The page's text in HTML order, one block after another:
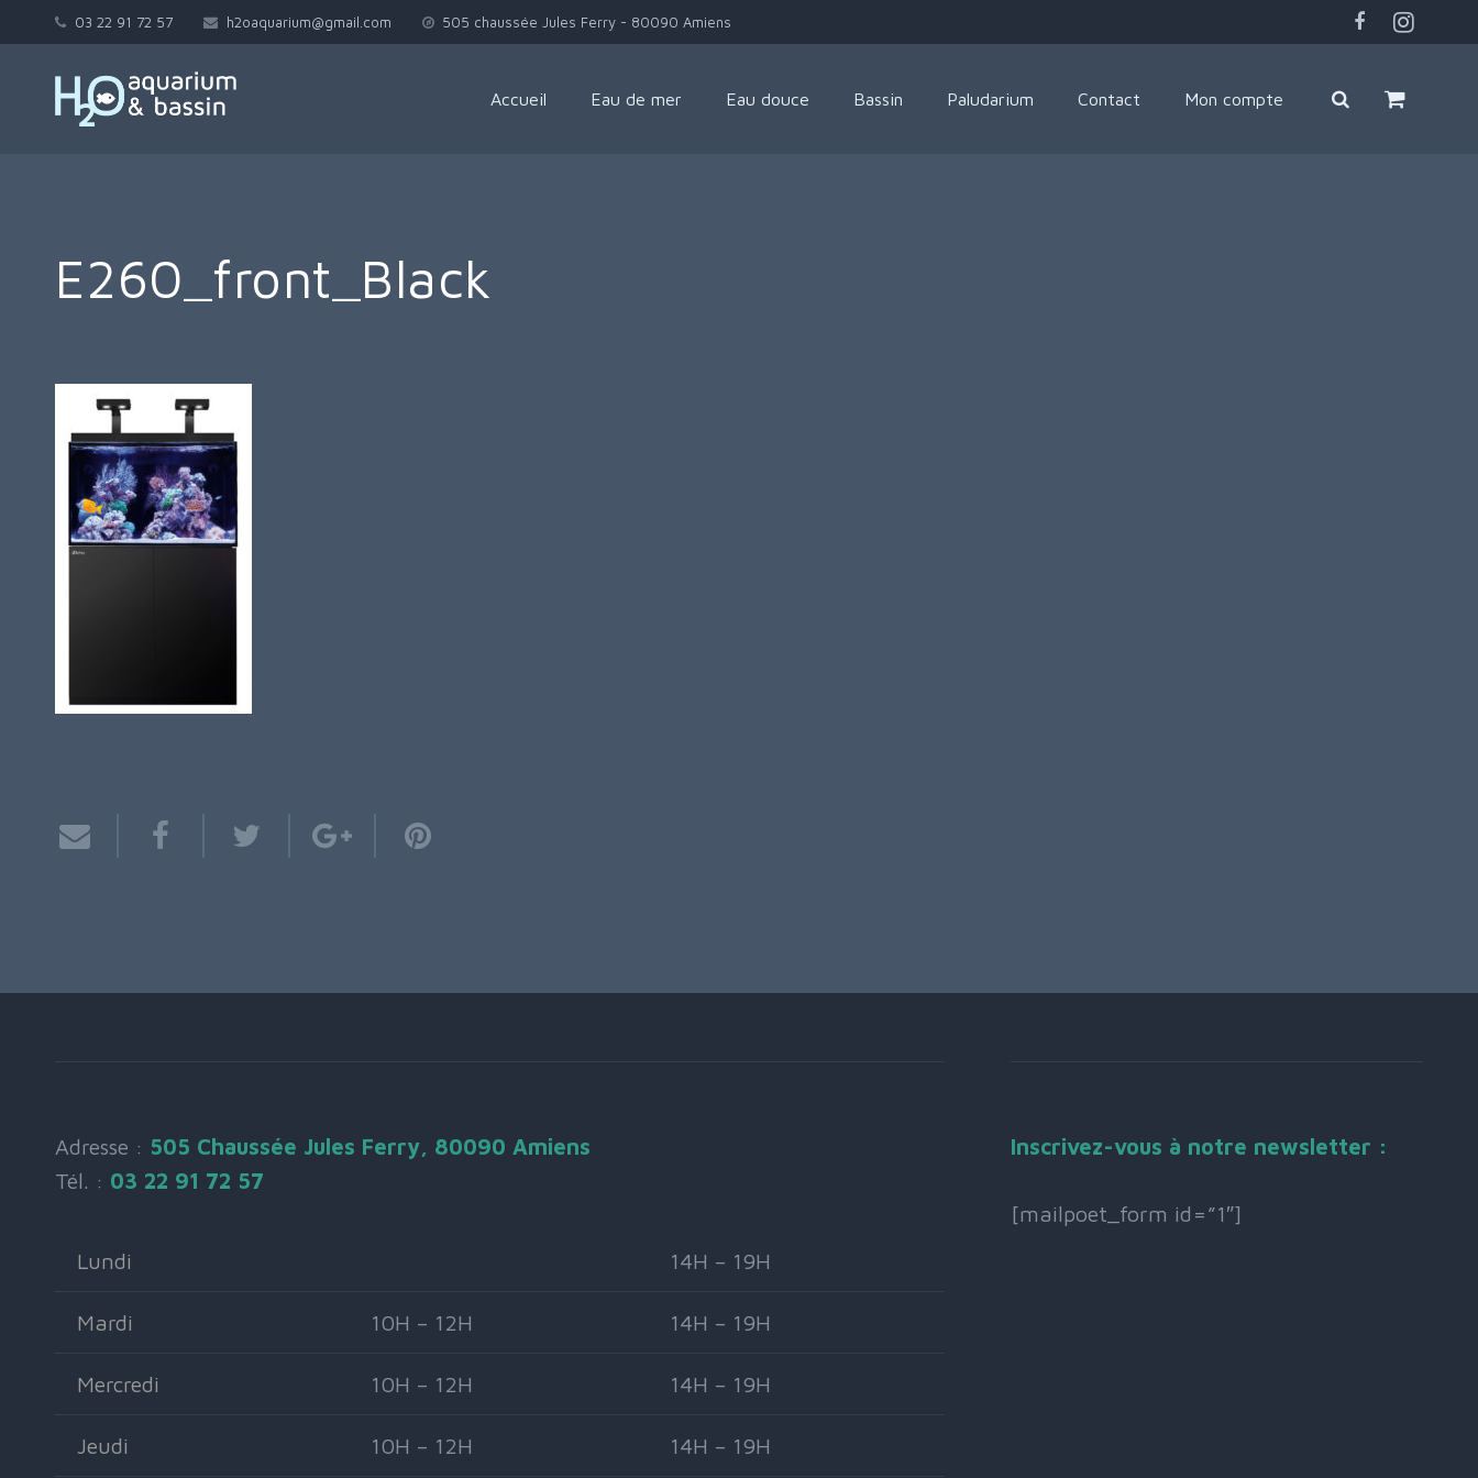
03 22 91 72 57 h2oaquarium@gmail.com 505 chaussée Jules Ferry - 80090 Amiens
Accueil Eau de mer Eau douce Bassin Paludarium Contact Mon compte
E260_front_Black
Adresse : 505 Chaussée Jules Ferry, 80090 Amiens
Tél. : 03 22 91 72 57
Lundi 14H – 19H
Mardi 10H – 12H 14H – 19H
Mercredi 10H – 12H 14H – 19H
Jeudi 10H – 12H 14H – 19H
Inscrivez-vous à notre newsletter :
[mailpoet_form id=”1″]